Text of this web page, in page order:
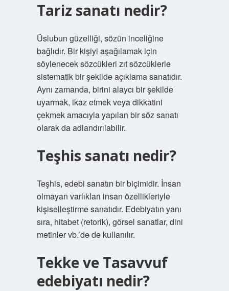
Tariz sanatı nedir?
Üslubun güzelliği, sözün inceliğine
bağlıdır. Bir kişiyi aşağılamak için
söylenecek sözcükleri zıt sözcüklerle
sistematik bir şekilde açıklama sanatıdır.
Aynı zamanda, birini alaycı bir şekilde
uyarmak, ikaz etmek veya dikkatini
çekmek amacıyla yapılan bir söz sanatı
olarak da adlandırılabilir.
Teşhis sanatı nedir?
Teşhis, edebi sanatın bir biçimidir. İnsan
olmayan varlıkları insan özellikleriyle
kişiselleştirme sanatıdır. Edebiyatın yanı
sıra, hitabet (retorik), görsel sanatlar, dini
metinler vb.’de de kullanılır.
Tekke ve Tasavvuf
edebiyatı nedir?